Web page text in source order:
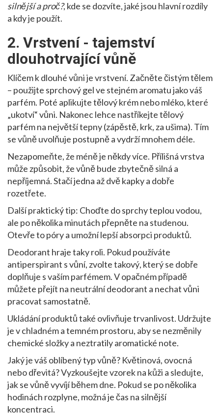
silnější a proč?, kde se dozvíte, jaké jsou hlavní rozdíly
a kdy je použít.
2. Vrstvení - tajemství
dlouhotrvající vůně
Klíčem k dlouhé vůni je vrstvení. Začněte čistým tělem
– použijte sprchový gel ve stejném aromatu jako váš
parfém. Poté aplikujte tělový krém nebo mléko, které
„ukotví“ vůni. Nakonec lehce nastříkejte tělový
parfém na největší tepny (zápěstě, krk, za ušima). Tím
se vůně uvolňuje postupně a vydrží mnohem déle.
Nezapomeňte, že méně je někdy více. Přílišná vrstva
může způsobit, že vůně bude zbytečně silná a
nepříjemná. Stačí jedna až dvě kapky a dobře
rozetřete.
Další praktický tip: Choďte do sprchy teplou vodou,
ale po několika minutách přepněte na studenou.
Otevře to póry a umožní lepší absorpci produktů.
Deodorant hraje taky roli. Pokud používáte
antiperspirant s vůní, zvolte takový, který se dobře
doplňuje s vaším parfémem. V opačném případě
můžete přejít na neutrální deodorant a nechat vůni
pracovat samostatně.
Ukládání produktů také ovlivňuje trvanlivost. Udržujte
je v chladném a temném prostoru, aby se nezměnily
chemické složky a neztratily aromatické note.
Jaký je váš oblíbený typ vůně? Květinová, ovocná
nebo dřevitá? Vyzkoušejte vzorek na kůži a sledujte,
jak se vůně vyvíjí během dne. Pokud se po několika
hodinách rozplyne, možná je čas na silnější
koncentraci.